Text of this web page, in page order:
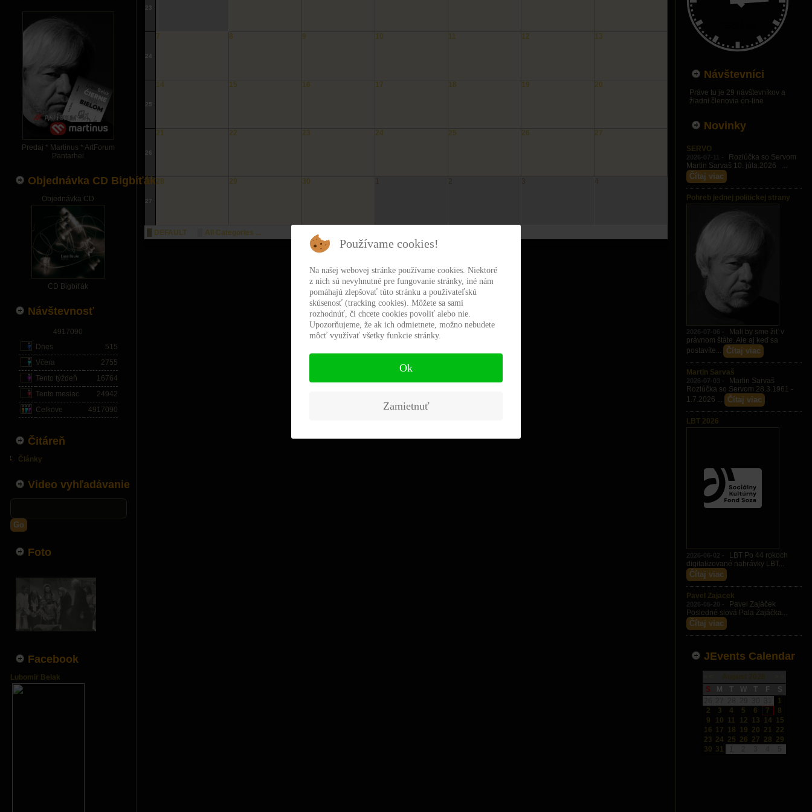
Predaj * Martinus * ArtForum
Pantarhei
Objednávka CD Bigbíťák
Objednávka CD
CD Bigbíťák
Návštevnosť
4917090
Dnes
515
Včera
2755
Tento týždeň
16764
Tento mesiac
24942
Celkove
4917090
Čitáreň
Články
Video vyhľadávanie
Go
Foto
Facebook
Lubomir Belak
23
24
7 8 9 10 11 12 13
25
14 15 16 17 18 19 20
26
21 22 23 24 25 26 27
27
28 29 30 2 3
DEFAULT All Categories ...
Návštevníci
Práve tu je 29 návštevníkov a
žiadni členovia on-line
Novinky
SERVO
2026-07-11 -
Rozlúčka so Servom
Martin Sarvaš 10. júla.2026 ...
Čítaj viac
Pohreb jednej politickej strany
2026-07-06 -
Mali by sme žiť v
právnom štáte. Ale aj keď sa
postavíte...
Čítaj viac
Martin Sarvaš
2026-07-03 -
Martin Sarvaš
Rozlúčka so Servom 28.3.1961 -
1.7.2026 ...
Čítaj viac
LBT 2026
2026-06-02 -
LBT Po 44 rokoch
digitalizované nahrávky LBT...
Čítaj viac
Pavel Zajacek
2026-05-20 -
Pavel Zajáček
Posledné slová Pala Zajáčka...
Čítaj viac
JEvents Calendar
August 2026
S
M T W T F
S
1
2
3 4 5 6 7
8
9
10 11 12 13 14
15
16 17 18 19 20 21 22
23 24 25 26 27 28 29
30 31
Používame cookies!
Na našej webovej stránke používame cookies. Niektoré
z nich sú nevyhnutné pre fungovanie stránky, iné nám
pomáhajú zlepšovať túto stránku a používateľskú
skúsenosť (tracking cookies). Môžete sa sami
rozhodnúť, či chcete cookies povoliť alebo nie.
Upozorňujeme, že ak ich odmietnete, možno nebudete
môcť využívať všetky funkcie stránky.
Ok
Zamietnuť